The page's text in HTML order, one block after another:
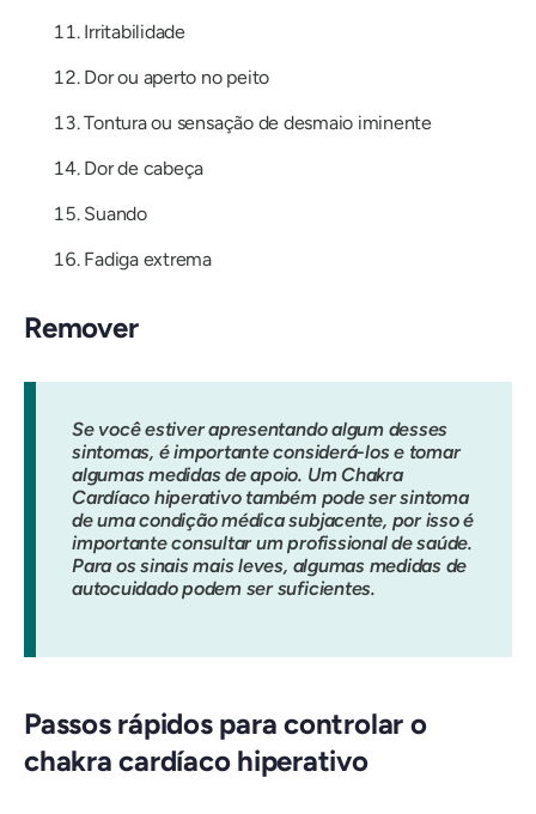
Irritabilidade
Dor ou aperto no peito
Tontura ou sensação de desmaio iminente
Dor de cabeça
Suando
Fadiga extrema
Remover
Se você estiver apresentando algum desses
sintomas, é importante considerá-los e tomar
algumas medidas de apoio. Um Chakra
Cardíaco hiperativo também pode ser sintoma
de uma condição médica subjacente, por isso é
importante consultar um profissional de saúde.
Para os sinais mais leves, algumas medidas de
autocuidado podem ser suficientes.
Passos rápidos para controlar o
chakra cardíaco hiperativo